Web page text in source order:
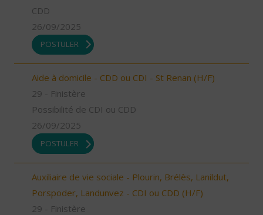
CDD
26/09/2025
POSTULER
Aide à domicile - CDD ou CDI - St Renan (H/F)
29 - Finistère
Possibilité de CDI ou CDD
26/09/2025
POSTULER
Auxiliaire de vie sociale - Plourin, Brélès, Lanildut,
Porspoder, Landunvez - CDI ou CDD (H/F)
29 - Finistère